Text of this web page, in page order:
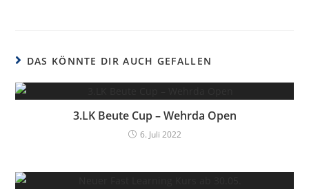
DAS KÖNNTE DIR AUCH GEFALLEN
3.LK Beute Cup – Wehrda Open
6. Juli 2022